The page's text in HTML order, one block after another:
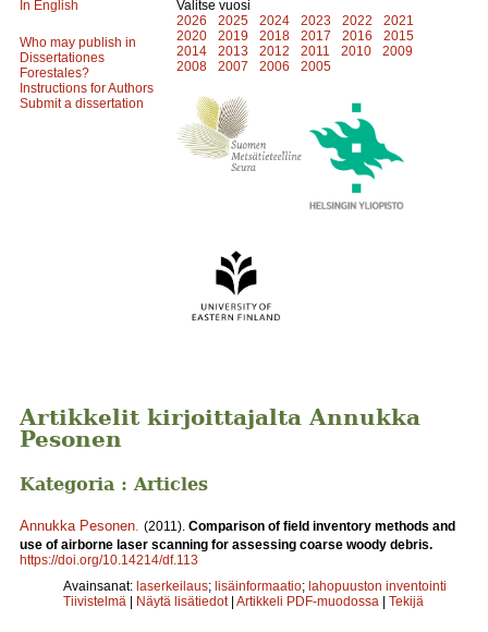
In English
Who may publish in
Dissertationes
Forestales?
Instructions for Authors
Submit a dissertation
Valitse vuosi
2026
2025 2024 2023 2022
2021
2020
2019 2018 2017 2016
2015
2014
2013 2012 2011 2010
2009
2008
2007 2006 2005
Artikkelit kirjoittajalta Annukka
Pesonen
Kategoria : Articles
Annukka Pesonen (2011). Comparison of field inventory methods and
use of airborne laser scanning for assessing coarse woody debris.
https://doi.org/10.14214/df.113
Avainsanat: laserkeilaus; lisäinformaatio; lahopuuston inventointi
Tiivistelmä | Näytä lisätiedot | Artikkeli PDF-muodossa | Tekijä